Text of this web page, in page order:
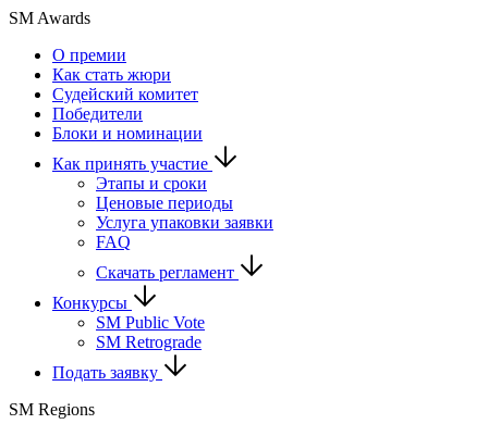
SM Awards
О премии
Как стать жюри
Судейский комитет
Победители
Блоки и номинации
Как принять участие
Этапы и сроки
Ценовые периоды
Услуга упаковки заявки
FAQ
Скачать регламент
Конкурсы
SM Public Vote
SM Retrograde
Подать заявку
SM Regions